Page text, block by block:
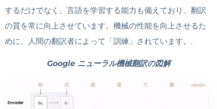
するだけでなく、言語を学習する能力も備えており、翻訳
の質を常に向上させています。機械の性能を向上させるた
めに、人間の翻訳者によって「訓練」されています。.
Google ニューラル機械翻訳の図解